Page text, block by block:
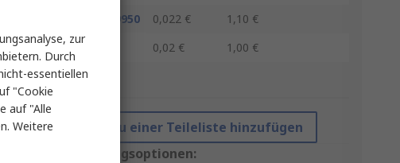
12500 - 49950
0,022 €
1,10 €
50000 +
0,02 € 1,00 €
*Richtpreis
Zu einer Teileliste hinzufügen
Verpackungsoptionen:
zur
Durch
essentiellen
"Cookie
auf "Alle
Weitere